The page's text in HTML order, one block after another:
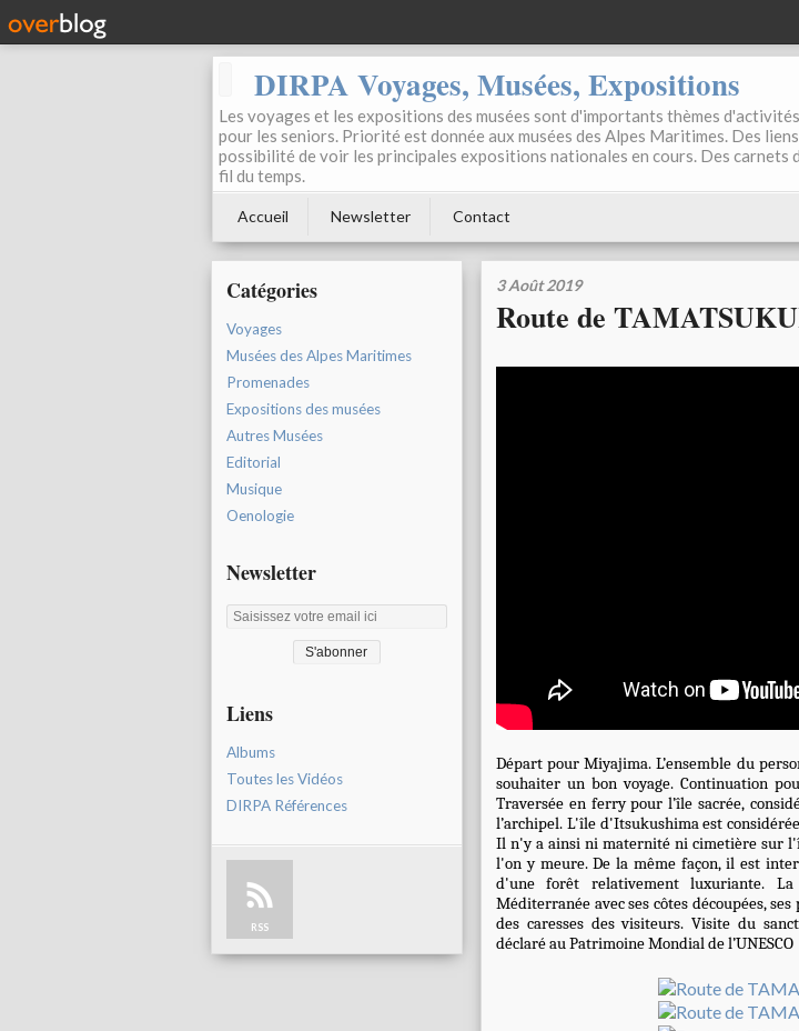
DIRPA Voyages, Musées, Expositions
Les voyages et les expositions des musées sont d'importants thèmes
pour les seniors. Priorité est donnée aux musées des Alpes Maritimes. Des
possibilité de voir les principales expositions nationales en cours. Des carnets
fil du temps.
Accueil Newsletter Contact
Catégories
Voyages
Musées des Alpes Maritimes
Promenades
Expositions des musées
Autres Musées
Editorial
Musique
Oenologie
Newsletter
Liens
Albums
Toutes les Vidéos
DIRPA Références
RSS
3 Août 2019
Route de
Départ pour Miyajima. L’ensemble du
souhaiter un bon voyage. Continuation
Traversée en ferry pour l’île sacrée,
l’archipel. L'île d'Itsukushima est
Il n'y a ainsi ni maternité ni cimetière sur
l'on y meure. De la même façon, il est
d'une forêt relativement luxuriante.
Méditerranée avec ses côtes découpées,
des caresses des visiteurs. Visite du
déclaré au Patrimoine Mondial de l’UNESCO